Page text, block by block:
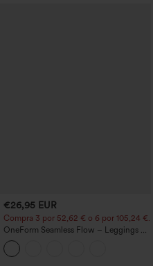
€26,95 EUR
Compra 3 por 52,62 € o 6 por 105,24 €.
OneForm Seamless Flow – Leggings de
yoga sin costuras, tiro medio, control de
abdomen y realce de glúteos